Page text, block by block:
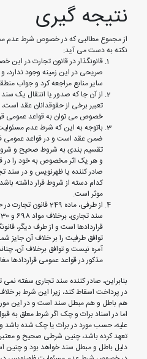
نتیجه گیری
از مجموع مطالبی که در خصوص شرط عدم
نکته به دست می آید:
قانونگذار در قانون تجارت در
صریحی در این زمینه وجود ندارد، و
سایر منابع مراجعه کرد و جواب
از آن جا که صدور یا انتقال یک
تعبیر برخی از حقوقدانان عقد
خصوص می توان به قواعد عمومی
باتوجه به این که شرط عدم
ضمن عقد است و در قواعد عمومی
تقسیم بندی به شروط صحیح و
و هر یک اثر مخصوص به خود را در
صادر کننده یا ظهرنویس و در سند
کدام دسته از شروط قرار داشته
موثر است.
از طرفی، ماده 249
آمره نیست و توافق برخلاف آن،
مذکور در قواعد عمومی قراردادها
بنابراین، صادر کننده سند تجاری سفته
در پرداخت اسقاط کند، زیرا این شرط بر
هم باطل و هم مبطل سند است و در این
اما در اسناد برات و چک اگر شرط معلق به
علیه، حسب مورد در برات یا چک شده باشد
تعهد کرده باشد، چنین شرطی صحیح و
دلیل باطل و مبطل سند خواهد بود و چنین